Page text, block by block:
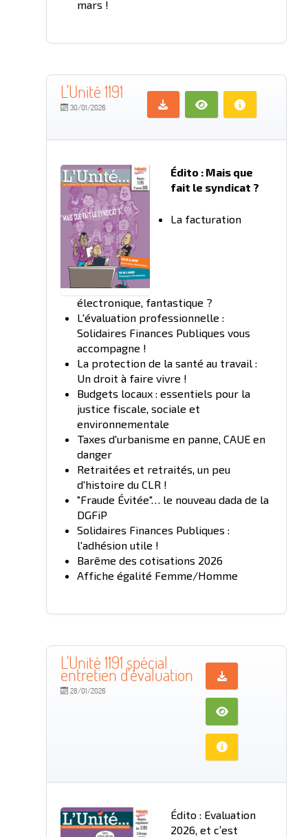
mars !
L'Unité 1191
30/01/2026
Édito : Mais que
fait le syndicat ?
La facturation
électronique, fantastique ?
L'évaluation professionnelle :
Solidaires Finances Publiques vous
accompagne !
La protection de la santé au travail :
Un droit à faire vivre !
Budgets locaux : essentiels pour la
justice fiscale, sociale et
environnementale
Taxes d'urbanisme en panne, CAUE en
danger
Retraitées et retraités, un peu
d'histoire du CLR !
"Fraude Évitée"… le nouveau dada de la
DGFiP
Solidaires Finances Publiques :
l'adhésion utile !
Barême des cotisations 2026
Affiche égalité Femme/Homme
L'Unité 1191 spécial
entretien d'évaluation
28/01/2026
Édito : Evaluation
2026, et c’est